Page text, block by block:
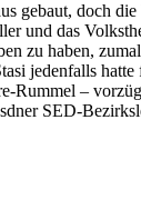
gebaut, doch die
und das
zu haben,
jedenfalls
Rummel –
SED-